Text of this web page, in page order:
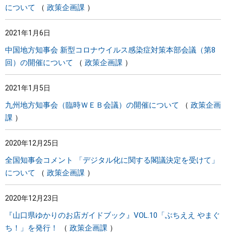
について
政策企画課
2021年1月6日
中国地方知事会 新型コロナウイルス感染症対策本部会議（第8
回）の開催について
政策企画課
2021年1月5日
九州地方知事会（臨時ＷＥＢ会議）の開催について
政策企画
課
2020年12月25日
全国知事会コメント 「デジタル化に関する閣議決定を受けて」
について
政策企画課
2020年12月23日
『山口県ゆかりのお店ガイドブック』VOL.10「ぶちええ やまぐ
ち！」を発行！
政策企画課